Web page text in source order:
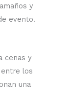
y
evento.
cenas y
los
una